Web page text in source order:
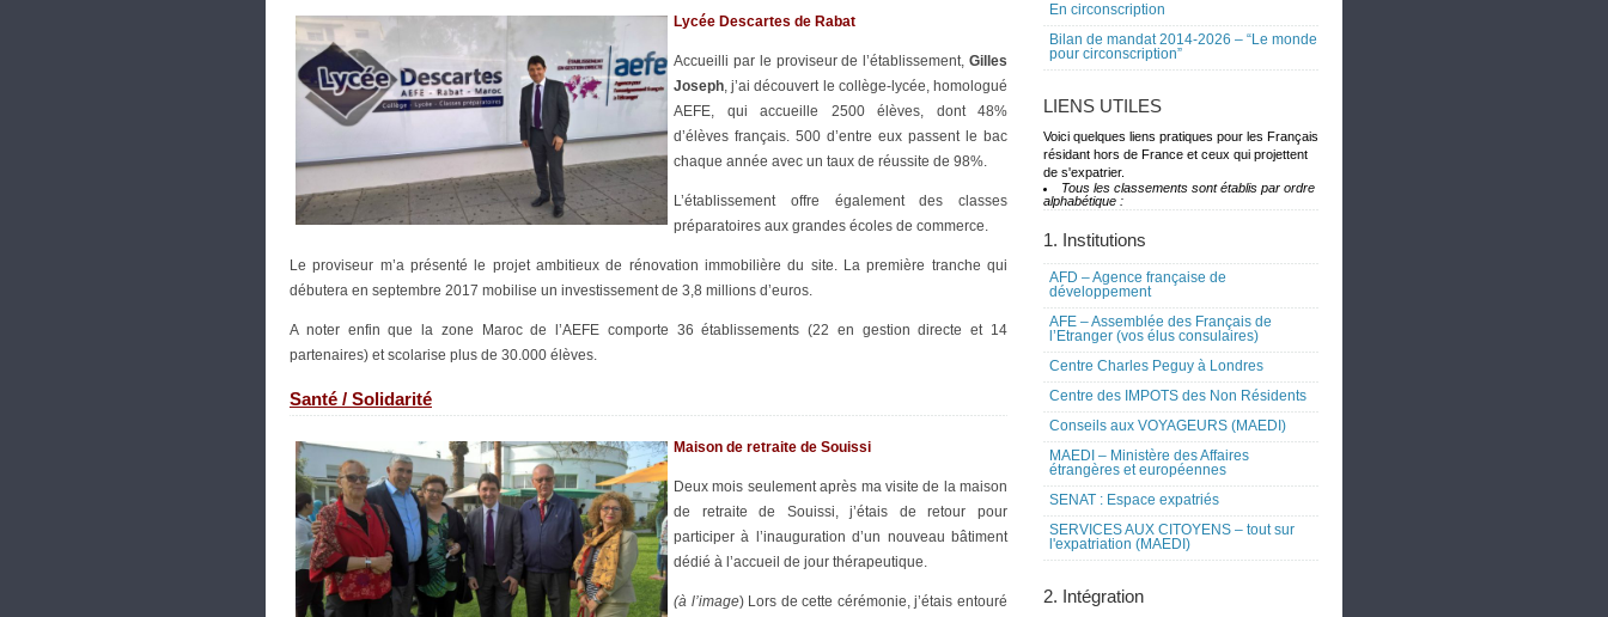
Lycée Descartes de Rabat
Accueilli par le proviseur de l’établissement, Gilles
Joseph, j’ai découvert le collège-lycée, homologué
AEFE, qui accueille 2500 élèves, dont 48%
d’élèves français. 500 d’entre eux passent le bac
chaque année avec un taux de réussite de 98%.
L’établissement offre également des classes
préparatoires aux grandes écoles de commerce.
Le proviseur m’a présenté le projet ambitieux de rénovation immobilière du site. La première tranche qui
débutera en septembre 2017 mobilise un investissement de 3,8 millions d’euros.
A noter enfin que la zone Maroc de l’AEFE comporte 36 établissements (22 en gestion directe et 14
partenaires) et scolarise plus de 30.000 élèves.
Santé / Solidarité
Maison de retraite de Souissi
Deux mois seulement après ma visite de la maison
de retraite de Souissi, j’étais de retour pour
participer à l’inauguration d’un nouveau bâtiment
dédié à l’accueil de jour thérapeutique.
(à l’image) Lors de cette cérémonie, j’étais entouré
En circonscription
Bilan de mandat 2014-2026 – “Le monde
pour circonscription”
LIENS UTILES
Voici quelques liens pratiques pour les Français
résidant hors de France et ceux qui projettent
de s'expatrier.
Tous les classements sont établis par ordre
alphabétique :
1. Institutions
AFD – Agence française de
développement
AFE – Assemblée des Français de
l’Etranger (vos élus consulaires)
Centre Charles Peguy à Londres
Centre des IMPOTS des Non Résidents
Conseils aux VOYAGEURS (MAEDI)
MAEDI – Ministère des Affaires
étrangères et européennes
SENAT : Espace expatriés
SERVICES AUX CITOYENS – tout sur
l'expatriation (MAEDI)
2. Intégration